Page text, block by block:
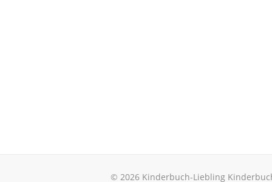
© 2026 Kinderbuch-Liebling